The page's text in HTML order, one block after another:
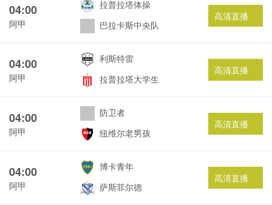
04:00
阿甲
拉普拉塔体操
巴拉卡斯中央队
高清直播
04:00
阿甲
利斯特雷
拉普拉塔大学生
高清直播
04:00
阿甲
防卫者
纽维尔老男孩
高清直播
04:00
阿甲
博卡青年
萨斯菲尔德
高清直播